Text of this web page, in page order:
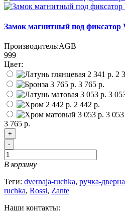
Замок магнитный под фиксатор
Производитель:AGB
999
Цвет:
2
3 765 р.
3
2 442 р.
3
3 765 р.
+
-
В корзину
Теги: dvernaja-ruchka, ручка-
ruchka, Rossi, Zante
Наши контакты: